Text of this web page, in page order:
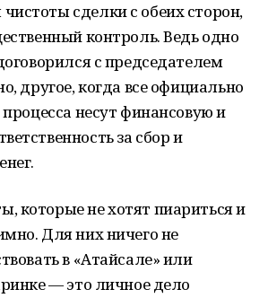
чистоты сделки с обеих сторон,
контроль. Ведь одно
с председателем
другое, когда все официально
несут финансовую и
за сбор и
которые не хотят пиариться и
Для них ничего не
в «Атайсале» или
— это личное дело